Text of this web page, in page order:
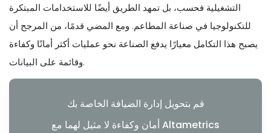
التشغيلية فحسب، بل تمهد الطريق أيضًا للاستخدامات المبتكرة
للتكنولوجيا في صناعة المطاعم. ومع المضي قدمًا، من المرجح أن
يصبح هذا التكامل معيارًا يدفع الصناعة نحو عمليات أكثر أمانًا وكفاءة
وقائمة على البيانات.
قم بتحويل إدارة الضيافة الخاصة بك
أمان وكفاءة لا مثيل لهما مع Altametrics